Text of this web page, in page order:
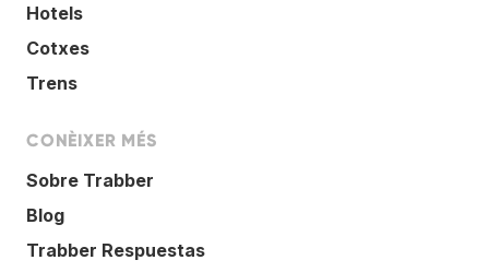
Hotels
Cotxes
Trens
CONÈIXER MÉS
Sobre Trabber
Blog
Trabber Respuestas